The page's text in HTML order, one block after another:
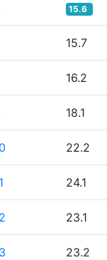
15.6
15.7
16.2
18.1
22.2
24.1
23.1
23.2